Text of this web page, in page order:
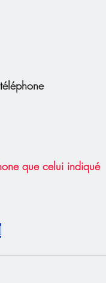
que celui indiqué